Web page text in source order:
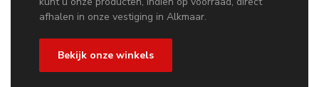
afhalen in onze vestiging in Alkmaar.
Bekijk onze winkels